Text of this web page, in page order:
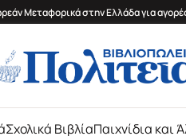
Μεταφορικά στην Ελλάδα για
Σχολικά ΒιβλίαΠαιχνίδια και